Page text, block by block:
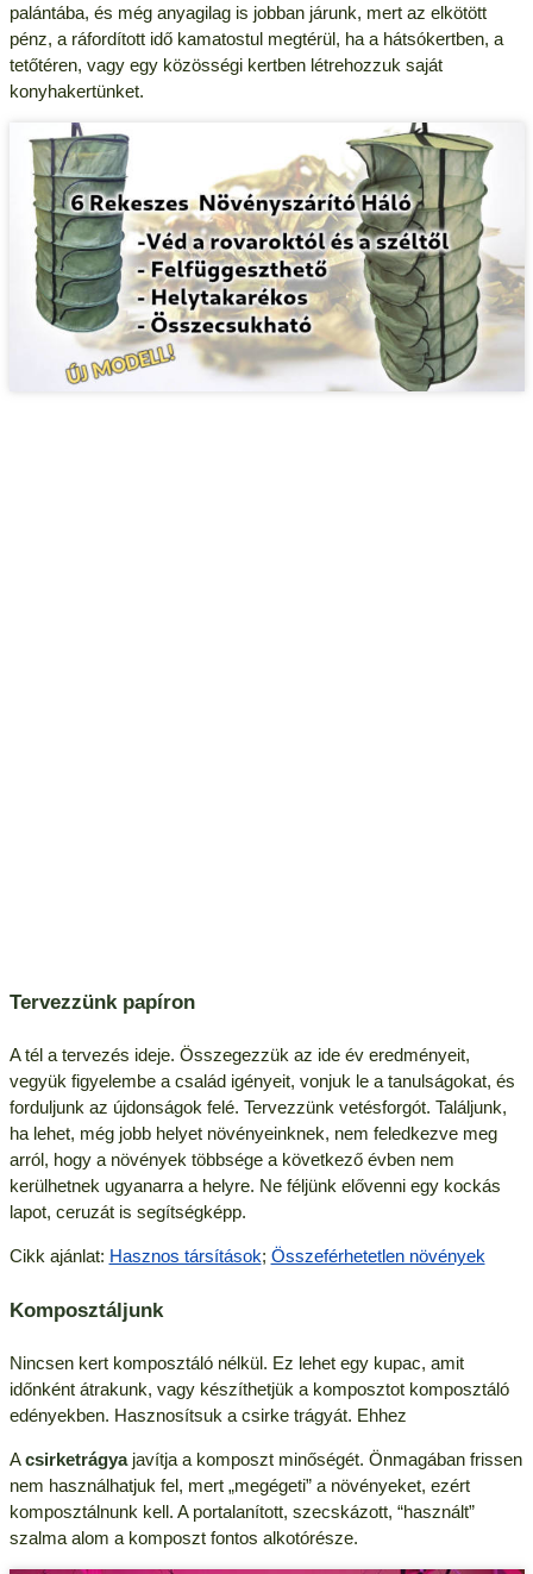
palántába, és még anyagilag is jobban járunk, mert az elkötött
pénz, a ráfordított idő kamatostul megtérül, ha a hátsókertben, a
tetőtéren, vagy egy közösségi kertben létrehozzuk saját
konyhakertünket.
Tervezzünk papíron
A tél a tervezés ideje. Összegezzük az ide év eredményeit,
vegyük figyelembe a család igényeit, vonjuk le a tanulságokat, és
forduljunk az újdonságok felé. Tervezzünk vetésforgót. Találjunk,
ha lehet, még jobb helyet növényeinknek, nem feledkezve meg
arról, hogy a növények többsége a következő évben nem
kerülhetnek ugyanarra a helyre. Ne féljünk elővenni egy kockás
lapot, ceruzát is segítségképp.
Cikk ajánlat: Hasznos társítások; Összeférhetetlen növények
Komposztáljunk
Nincsen kert komposztáló nélkül. Ez lehet egy kupac, amit
időnként átrakunk, vagy készíthetjük a komposztot komposztáló
edényekben. Hasznosítsuk a csirke trágyát. Ehhez
Acsirketrágyajavítja a komposzt minőségét. Önmagában frissen
nem használhatjuk fel, mert „megégeti” a növényeket, ezért
komposztálnunk kell. A portalanított, szecskázott, “használt”
szalma alom a komposzt fontos alkotórésze.